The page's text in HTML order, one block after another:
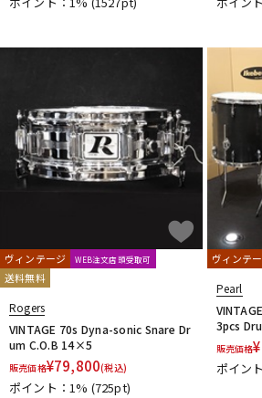
ヴィンテージ WEB注文店頭受取可
送料無料
Rogers
VINTAGE 70s Dyna-sonic Snare Dr
um C.O.B 14×5
販売価格¥79,800(税込)
ポイント：1% (725pt)
ヴィンテ
Pearl
3pcs
販売価格¥
ポイン